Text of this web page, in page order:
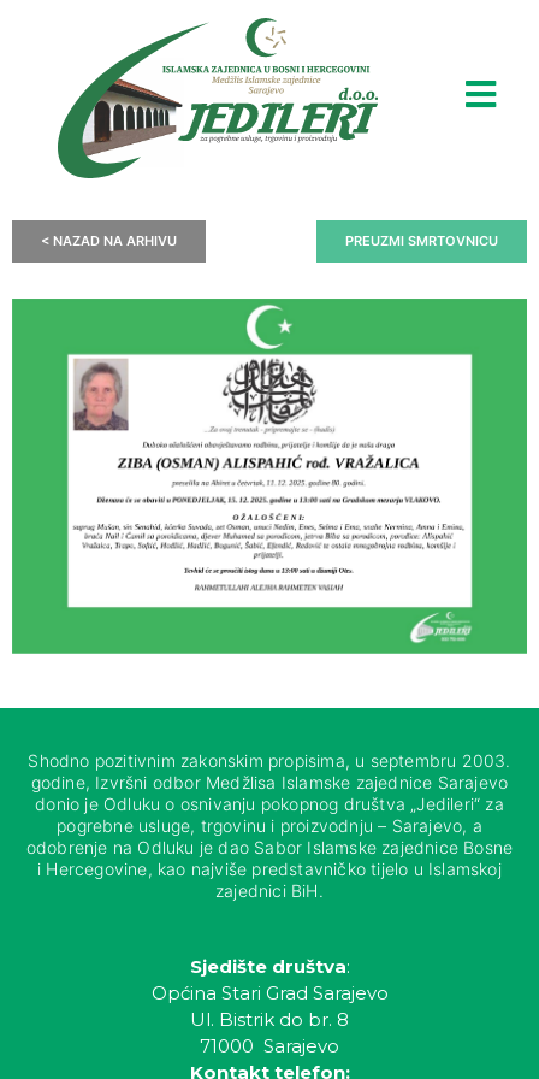
< NAZAD NA ARHIVU PREUZMI SMRTOVNICU
Shodno pozitivnim zakonskim propisima, u septembru 2003.
godine, Izvršni odbor Medžlisa Islamske zajednice Sarajevo
donio je Odluku o osnivanju pokopnog društva „Jedileri“ za
pogrebne usluge, trgovinu i proizvodnju – Sarajevo, a
odobrenje na Odluku je dao Sabor Islamske zajednice Bosne
i Hercegovine, kao najviše predstavničko tijelo u Islamskoj
zajednici BiH.
Sjedište društva:
Općina Stari Grad Sarajevo
Ul. Bistrik do br. 8
71000 Sarajevo
Kontakt telefon: